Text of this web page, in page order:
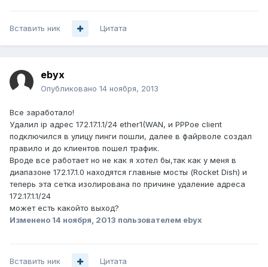
Вставить ник Цитата
ebyx
Опубликовано 14 ноября, 2013
Все заработало!
Удалил ip адрес 172.17.1.1/24 ether1(WAN, и PPPoe client
подключился в улицу пинги пошли, далее в файрволе создал
правило и до клиентов пошел трафик.
Вроде все работает но не как я хотел бы,так как у меня в
диапазоне 172.17.1.0 находятся главные мосты (Rocket Dish) и
теперь эта сетка изолирована по причине удаление адреса
172.17.1.1/24
может есть какойто выход?
Изменено 14 ноября, 2013 пользователем ebyx
Вставить ник Цитата